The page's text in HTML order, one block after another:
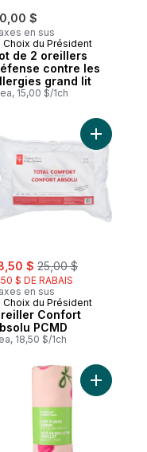
$
en sus
Choix du Président
de 2 oreillers
contre les
grand lit
15,00 $/1ch
Défense contre les
$ , formerly:
25,00 $
$ DE RABAIS
en sus
Choix du Président
Confort
PCMD
18,50 $/1ch
Ajouter
d’oreiller, standard/grand
Ajouter